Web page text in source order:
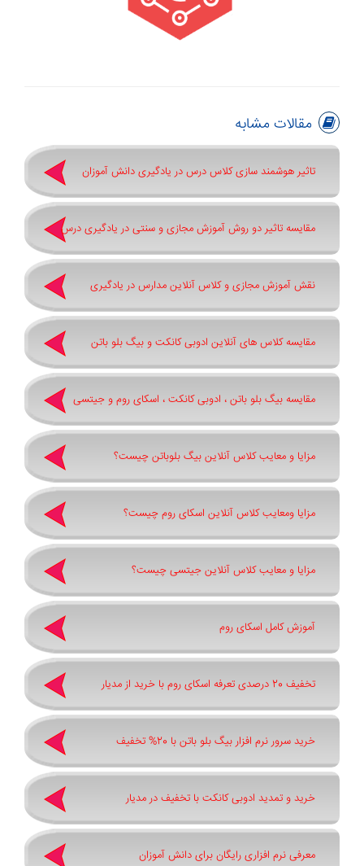
مقالات مشابه
تاثیر هوشمند سازی کلاس درس در یادگیری دانش آموزان
مقایسه تاثیر دو روش آموزش مجازی و سنتی در یادگیری درس
نقش آموزش مجازی و کلاس آنلاین مدارس در یادگیری
مقایسه کلاس های آنلاین ادوبی کانکت و بیگ بلو باتن
مقایسه بیگ بلو باتن ، ادوبی کانکت ، اسکای روم و جیتسی
مزایا و معایب کلاس آنلاین بیگ بلوباتن چیست؟
مزایا ومعایب کلاس آنلاین اسکای روم چیست؟
مزایا و معایب کلاس آنلاین جیتسی چیست؟
آموزش کامل اسکای روم
تخفیف 20 درصدی تعرفه اسکای روم با خرید از مدیار
خرید سرور نرم افزار بیگ بلو باتن با 20% تخفیف
خرید و تمدید ادوبی کانکت با تخفیف در مدیار
معرفی نرم افزاری رایگان برای دانش آموزان